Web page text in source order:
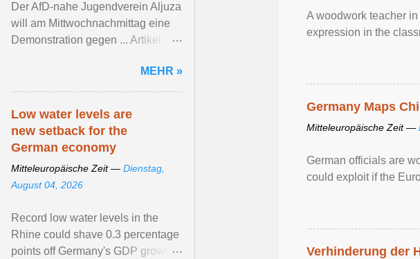
A woodwork teacher
expression in the
Germany Maps
Mitteleuropäische Zeit —
German officials are
could exploit if the
Verhinderung der
Der AfD-nahe Jugendverein Aljuza
will am Mittwochnachmittag eine
Demonstration gegen ... Artikel
MEHR »
Low water levels are
new setback for the
German economy
Mitteleuropäische Zeit — Dienstag,
August 04, 2026
Record low water levels in the
Rhine could shave 0.3 percentage
points off Germany's GDP growth